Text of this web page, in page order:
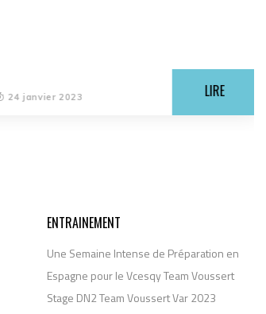
24 janvier 2023 LIRE
ENTRAINEMENT
Une Semaine Intense de Préparation en
Espagne pour le Vcesqy Team Voussert
Stage DN2 Team Voussert Var 2023